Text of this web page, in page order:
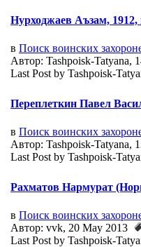
Нурходжаев Аъзам, 1912,
в Поиск воинских
Автор: Tashpoisk-Tatyana,
Last Post by Tashpoisk-
Переплеткин Павел
в Поиск воинских
Автор: Tashpoisk-Tatyana,
Last Post by Tashpoisk-
Рахматов Нармурат
в Поиск воинских
Автор: vvk, 20 May 2013
Last Post by Tashpoisk-